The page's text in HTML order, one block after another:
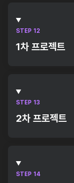
STEP 12
1차 프로젝트
STEP 13
2차 프로젝트
STEP 14